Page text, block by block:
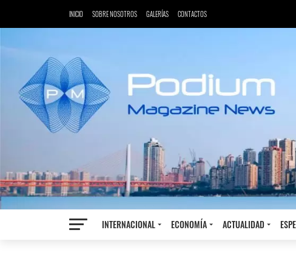
INICIO SOBRE NOSOTROS GALERÍAS CONTACTOS
INTERNACIONAL ECONOMÍA ACTUALIDAD